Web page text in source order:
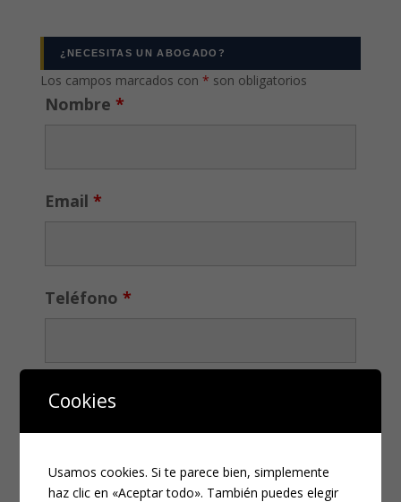
¿NECESITAS UN ABOGADO?
Los campos marcados con * son obligatorios
Nombre *
Email *
Teléfono *
Cookies
Usamos cookies. Si te parece bien, simplemente
haz clic en «Aceptar todo». También puedes elegir